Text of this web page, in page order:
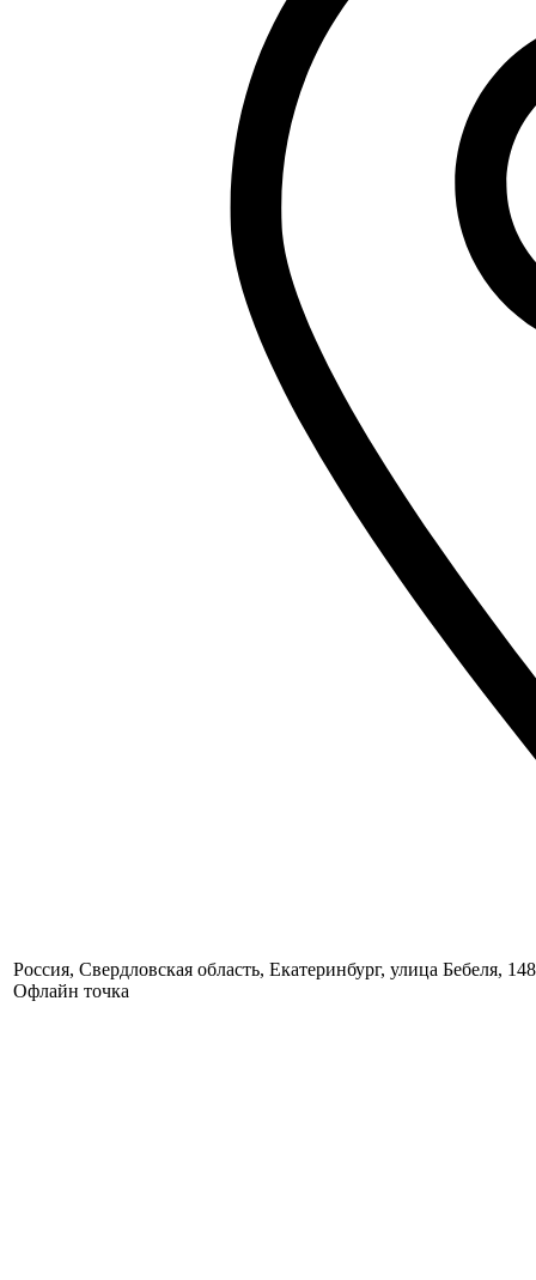
Россия, Свердловская область, Екатеринбург, улица Бебеля, 148
Офлайн точка